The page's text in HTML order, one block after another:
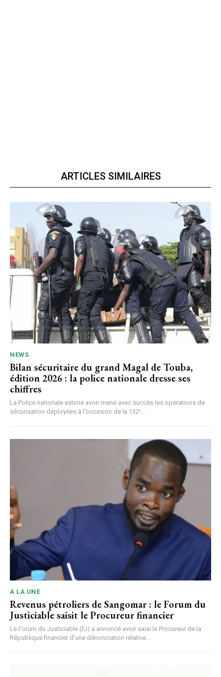
ARTICLES SIMILAIRES
NEWS
Bilan sécuritaire du grand Magal de Touba,
édition 2026 : la police nationale dresse ses
chiffres
La Police nationale estime avoir mené avec succès les opérations de
sécurisation déployées à l’occasion de la 132ᵉ...
A LA UNE
Revenus pétroliers de Sangomar : le Forum du
Justiciable saisit le Procureur financier
Le Forum du Justiciable (FJ) a annoncé avoir saisi le Procureur de la
République financier d'une dénonciation relative...